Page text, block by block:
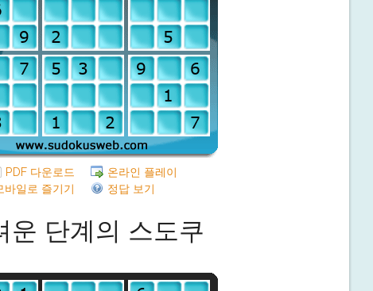
PDF 다운로드
온라인 플레이
바일로 즐기기
정답 보기
운 단계의 스도쿠